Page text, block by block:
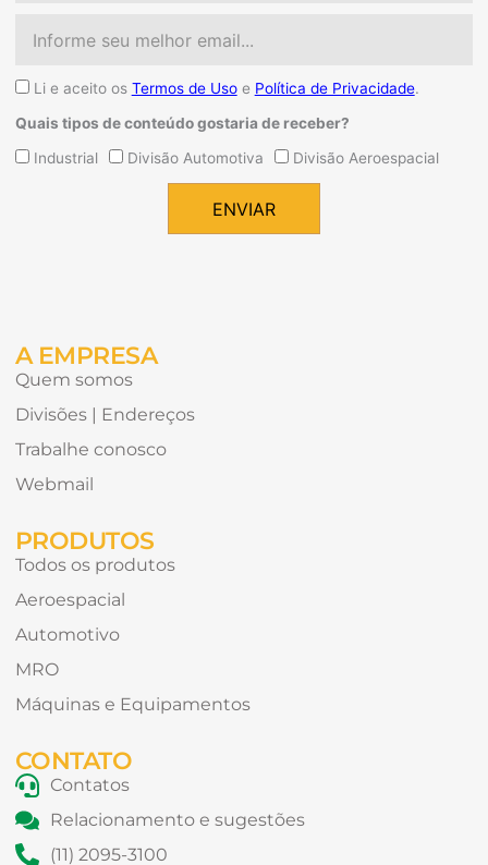
AceiteLi e aceito os Termos de Usoe Política de Privacidade.
Quais tipos de conteúdo gostaria de receber?
QuaisIndustrial Divisão Automotiva Divisão Aeroespacial
ENVIAR
A EMPRESA
Quem somos
Divisões | Endereços
Trabalhe conosco
Webmail
PRODUTOS
Todos os produtos
Aeroespacial
Automotivo
MRO
Máquinas e Equipamentos
CONTATO
Contatos
Relacionamento e sugestões
(11) 2095-3100